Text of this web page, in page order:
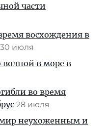
части
восхождения в
30 июля
волной в море в
во время
28 июля
неухоженным и